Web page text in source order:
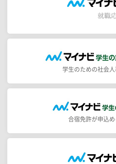
学生のための社会
合宿免許が申込